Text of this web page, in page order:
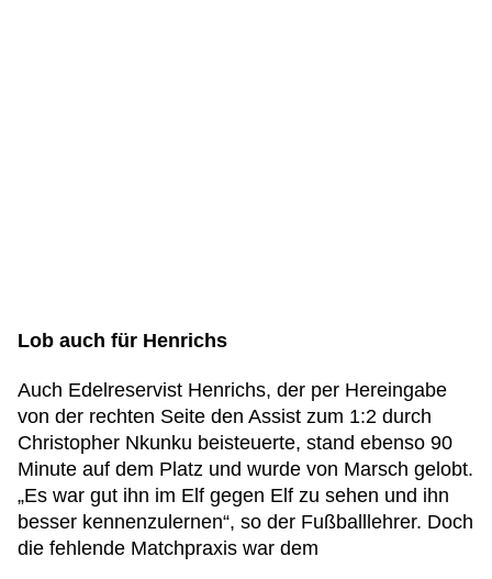
Lob auch für Henrichs
Auch Edelreservist Henrichs, der per Hereingabe
von der rechten Seite den Assist zum 1:2 durch
Christopher Nkunku beisteuerte, stand ebenso 90
Minute auf dem Platz und wurde von Marsch gelobt.
„Es war gut ihn im Elf gegen Elf zu sehen und ihn
besser kennenzulernen“, so der Fußballlehrer. Doch
die fehlende Matchpraxis war dem